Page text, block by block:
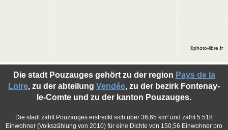
Die stadt Pouzauges gehört zu der region Pays de la
Loire, zu der abteilung Vendée, zu der bezirk Fontenay-
le-Comte und zu der kanton Pouzauges.
Die stadt zählt Pouzauges erstreckt sich über 36,65 km² und zälht 5.518
Einwohner (Volkszählung von 2010) für eine Dichte von 150,56 Einwohner pro
©photo-libre.fr